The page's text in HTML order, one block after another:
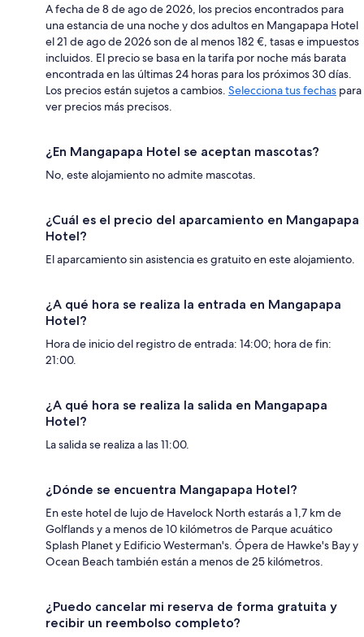
A fecha de 8 de ago de 2026, los precios encontrados para
una estancia de una noche y dos adultos en Mangapapa Hotel
el 21 de ago de 2026 son de al menos 182 €, tasas e impuestos
incluidos. El precio se basa en la tarifa por noche más barata
encontrada en las últimas 24 horas para los próximos 30 días.
Los precios están sujetos a cambios. Selecciona tus fechas para
ver precios más precisos.
¿En Mangapapa Hotel se aceptan mascotas?
No, este alojamiento no admite mascotas.
¿Cuál es el precio del aparcamiento en Mangapapa
Hotel?
El aparcamiento sin asistencia es gratuito en este alojamiento.
¿A qué hora se realiza la entrada en Mangapapa
Hotel?
Hora de inicio del registro de entrada: 14:00; hora de fin:
21:00.
¿A qué hora se realiza la salida en Mangapapa
Hotel?
La salida se realiza a las 11:00.
¿Dónde se encuentra Mangapapa Hotel?
En este hotel de lujo de Havelock North estarás a 1,7 km de
Golflands y a menos de 10 kilómetros de Parque acuático
Splash Planet y Edificio Westerman's. Ópera de Hawke's Bay y
Ocean Beach también están a menos de 25 kilómetros.
¿Puedo cancelar mi reserva de forma gratuita y
recibir un reembolso completo?